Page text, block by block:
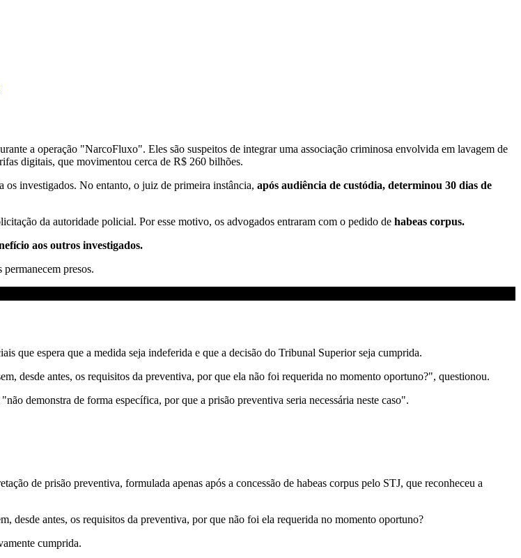
a operação "NarcoFluxo". Eles são suspeitos de integrar uma associação criminosa envolvida em lavagem de
digitais, que movimentou cerca de R$ 260 bilhões.
os investigados. No entanto, o juiz de primeira instância, após audiência de custódia, determinou 30 dias de
da autoridade policial. Por esse motivo, os advogados entraram com o pedido de habeas corpus.
aos outros investigados.
presos.
que espera que a medida seja indeferida e que a decisão do Tribunal Superior seja cumprida.
desde antes, os requisitos da preventiva, por que ela não foi requerida no momento oportuno?", questionou.
demonstra de forma específica, por que a prisão preventiva seria necessária neste caso".
de prisão preventiva, formulada apenas após a concessão de habeas corpus pelo STJ, que reconheceu a
desde antes, os requisitos da preventiva, por que não foi ela requerida no momento oportuno?
cumprida.